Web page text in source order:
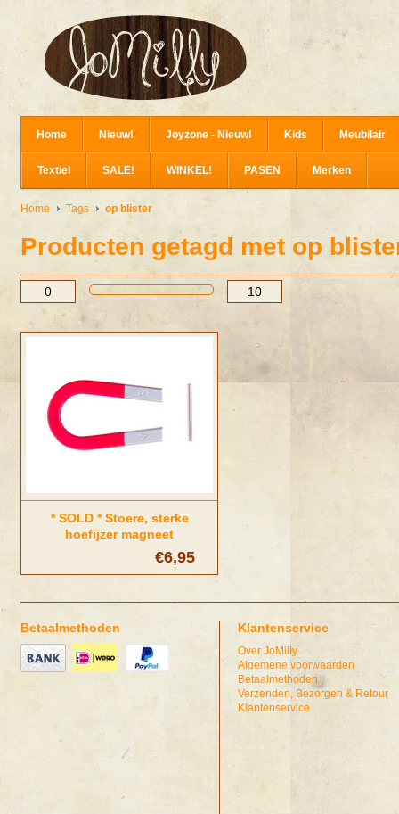
Home Nieuw! Joyzone - Nieuw! Kids Meubilair
Textiel SALE! WINKEL! PASEN Merken
Home Tags op blister
Producten getagd met op
* SOLD * Stoere, sterke
hoefijzer magneet
€6,95
Betaalmethoden Klantenservice
Over JoMilly
Algemene voorwaarden
Betaalmethoden
Verzenden, Bezorgen & Retour
Klantenservice